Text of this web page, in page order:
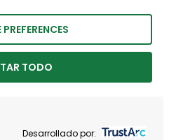
TODO
Desarrollado por: